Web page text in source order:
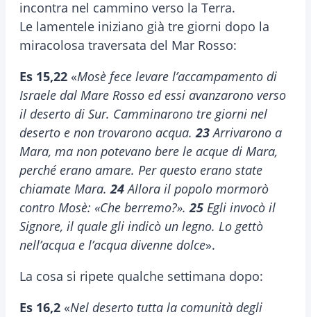
incontra nel cammino verso la Terra.
Le lamentele iniziano già tre giorni dopo la
miracolosa traversata del Mar Rosso:
Es 15,22 «Mosè fece levare l’accampamento di
Israele dal Mare Rosso ed essi avanzarono verso
il deserto di Sur. Camminarono tre giorni nel
deserto e non trovarono acqua.23Arrivarono a
Mara, ma non potevano bere le acque di Mara,
perché erano amare. Per questo erano state
chiamate Mara.24Allora il popolo mormorò
contro Mosè: «Che berremo?».25 Egli invocò il
Signore, il quale gli indicò un legno. Lo gettò
nell’acqua e l’acqua divenne dolce».
La cosa si ripete qualche settimana dopo:
Es 16,2 «Nel deserto tutta la comunità degli